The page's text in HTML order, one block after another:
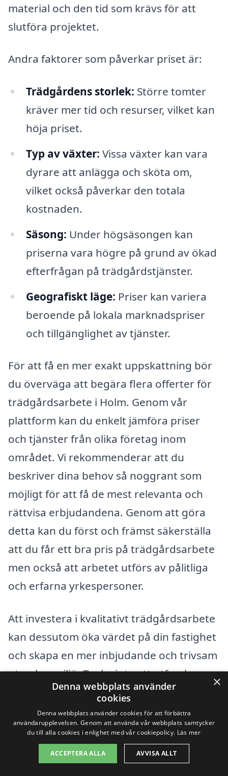
material och den tid som krävs för att
slutföra projektet.
Andra faktorer som påverkar priset är:
Trädgårdens storlek: Större tomter
kräver mer tid och resurser, vilket kan
höja priset.
Typ av växter: Vissa växter kan vara
dyrare att anlägga och sköta om,
vilket också påverkar den totala
kostnaden.
Säsong: Under högsäsongen kan
priserna vara högre på grund av ökad
efterfrågan på trädgårdstjänster.
Geografiskt läge: Priser kan variera
beroende på lokala marknadspriser
och tillgänglighet av tjänster.
För att få en mer exakt uppskattning bör
du överväga att begära flera offerter för
trädgårdsarbete i Holm. Genom vår
plattform kan du enkelt jämföra priser
och tjänster från olika företag inom
området. Vi rekommenderar att du
beskriver dina behov så noggrant som
möjligt för att få de mest relevanta och
rättvisa erbjudandena. Genom att göra
detta kan du först och främst säkerställa
att du får ett bra pris på trädgårdsarbete
men också att arbetet utförs av pålitliga
och erfarna yrkespersoner.
Att investera i kvalitativt trädgårdsarbete
kan dessutom öka värdet på din fastighet
och skapa en mer inbjudande och trivsam
utomhusmiljö. Tveka inte att utforska
alternativen och få hjälp med att
förvandla din trädgård till en personlig
oas.
Få 3 erbjudanden, gratis och utan
×
Denna webbplats använder
cookies
Denna webbplats använder cookies för att förbättra
användarupplevelsen. Genom att använda vår webbplats samtycker
du till alla cookies i enlighet med vår cookiepolicy. Läs mer
ACCEPTERA ALLA AVVISA ALLT